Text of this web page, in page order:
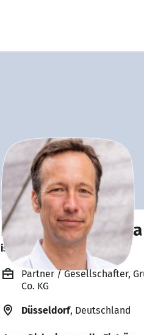
Dr. Klemens Gaida
ist offen für Projekte. 🔎
Partner / Gesellschafter,
Co. KG
Düsseldorf, Deutschland